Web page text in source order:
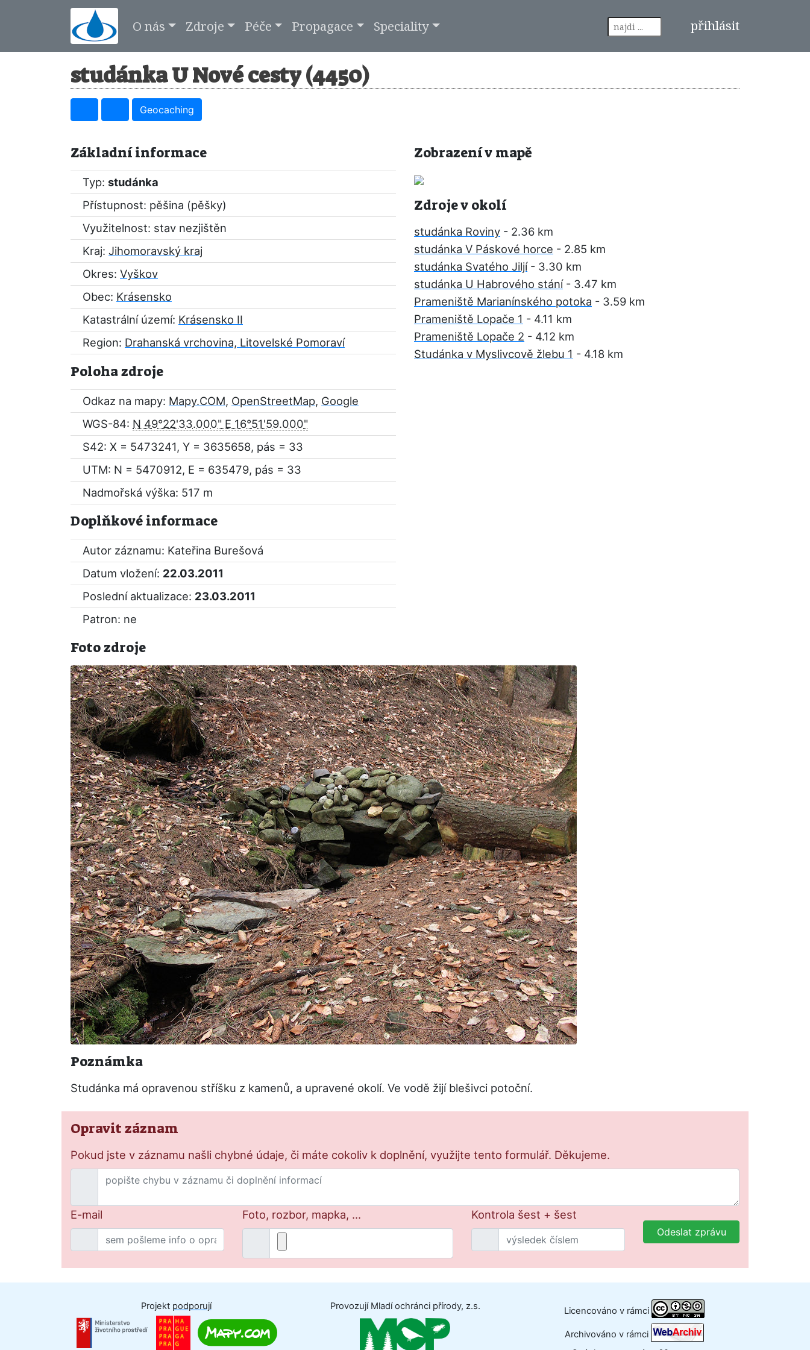
O nás Zdroje Péče Propagace Speciality přihlásit
studánka U Nové cesty (4450)
Geocaching
Základní informace
Typ: studánka
Přístupnost: pěšina (pěšky)
Využitelnost: stav nezjištěn
Kraj: Jihomoravský kraj
Okres: Vyškov
Obec: Krásensko
Katastrální území: Krásensko II
Region: Drahanská vrchovina, Litovelské Pomoraví
Poloha zdroje
Odkaz na mapy: Mapy.COM, OpenStreetMap, Google
WGS-84: N 49°22'33.000" E 16°51'59.000"
S42: X = 5473241, Y = 3635658, pás = 33
UTM: N = 5470912, E = 635479, pás = 33
Nadmořská výška: 517 m
Doplňkové informace
Autor záznamu: Kateřina Burešová
Datum vložení: 22.03.2011
Poslední aktualizace: 23.03.2011
Patron: ne
Zobrazení v mapě
Zdroje v okolí
studánka Roviny - 2.36 km
studánka V Páskové horce - 2.85 km
studánka Svatého Jiljí- 3.30 km
studánka U Habrového stání- 3.47 km
Prameniště Marianínského potoka - 3.59 km
Prameniště Lopače 1 - 4.11 km
Prameniště Lopače 2 - 4.12 km
Studánka v Myslivcově žlebu 1 - 4.18 km
Foto zdroje
Poznámka
Studánka má opravenou stříšku z kamenů, a upravené okolí. Ve vodě žijí blešivci potoční.
Opravit záznam
Pokud jste v záznamu našli chybné údaje, či máte cokoliv k doplnění, využijte tento formulář. Děkujeme.
E-mail Foto, rozbor, mapka, ... Kontrola šest + šest
Odeslat zprávu
Projekt podporují Provozují Mladí ochránci přírody, z.s. Licencováno v rámci
Archivováno v rámci